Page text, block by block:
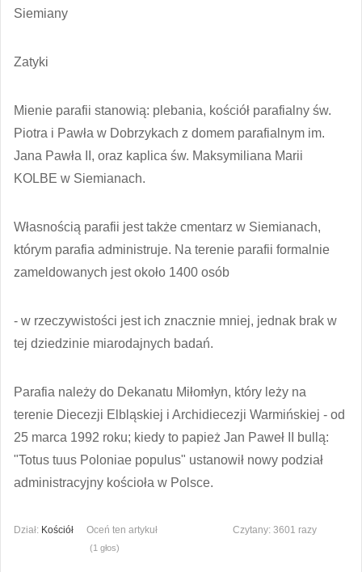
Siemiany
Zatyki
Mienie parafii stanowią: plebania, kościół parafialny św.
Piotra i Pawła w Dobrzykach z domem parafialnym im.
Jana Pawła II, oraz kaplica św. Maksymiliana Marii
KOLBE w Siemianach.
Własnością parafii jest także cmentarz w Siemianach,
którym parafia administruje. Na terenie parafii formalnie
zameldowanych jest około 1400 osób
- w rzeczywistości jest ich znacznie mniej, jednak brak w
tej dziedzinie miarodajnych badań.
Parafia należy do Dekanatu Miłomłyn, który leży na
terenie Diecezji Elbląskiej i Archidiecezji Warmińskiej - od
25 marca 1992 roku; kiedy to papież Jan Paweł II bullą:
"Totus tuus Poloniae populus" ustanowił nowy podział
administracyjny kościoła w Polsce.
Dział: Kościół Oceń ten artykuł
(1 głos)
Czytany: 3601 razy